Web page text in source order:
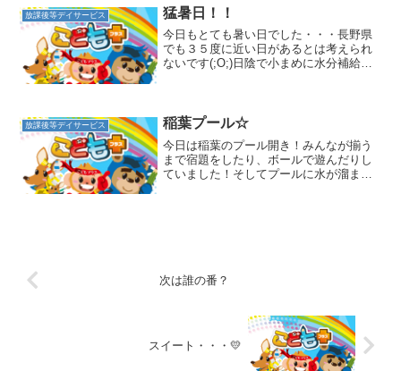
くれたお友だち(^o^)縄を跳びながら問題
を考えるのが...
放課後等デイサービス 猛暑日！！
今日もとても暑い日でした・・・長野県
でも３５度に近い日があるとは考えられ
ないです(;O;)日陰で小まめに水分補給を
出ていました！キ...
放課後等デイサービス 稲葉プール☆
今日は稲葉のプール開き！みんなが揃う
まで宿題をしたり、ボールで遊んだりし
ていました！そしてプールに水が溜まる
次は誰の番？
スイート・・・💛